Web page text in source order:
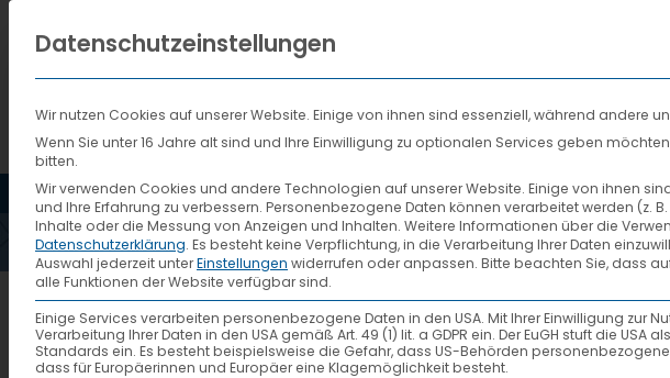
HOME AKTUELLES VTL
Cabrio-mit-Trailer
Datenschutzeinstellungen
Wir nutzen Cookies auf unserer Website. Einige von ihnen sind essenziell, während andere
Wenn Sie unter 16 Jahre alt sind und Ihre Einwilligung zu optionalen Services geben
bitten.
Wir verwenden Cookies und andere Technologien auf unserer Website. Einige von ihnen
und Ihre Erfahrung zu verbessern. Personenbezogene Daten können verarbeitet werden (z.
Inhalte oder die Messung von Anzeigen und Inhalten. Weitere Informationen über die
Datenschutzerklärung. Es besteht keine Verpflichtung, in die Verarbeitung Ihrer Daten
Auswahl jederzeit unterEinstellungen widerrufen oder anpassen. Bitte beachten Sie, dass
alle Funktionen der Website verfügbar sind.
Einige Services verarbeiten personenbezogene Daten in den USA. Mit Ihrer Einwilligung zur
Verarbeitung Ihrer Daten in den USA gemäß Art. 49 (1) lit. a GDPR ein. Der EuGH stuft die
Standards ein. Es besteht beispielsweise die Gefahr, dass US-Behörden
dass für Europäerinnen und Europäer eine Klagemöglichkeit besteht.